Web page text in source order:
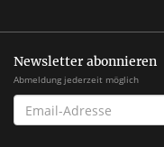
Newsletter abonnieren
Abmeldung jederzeit möglich
EMAIL-
ADRESSE